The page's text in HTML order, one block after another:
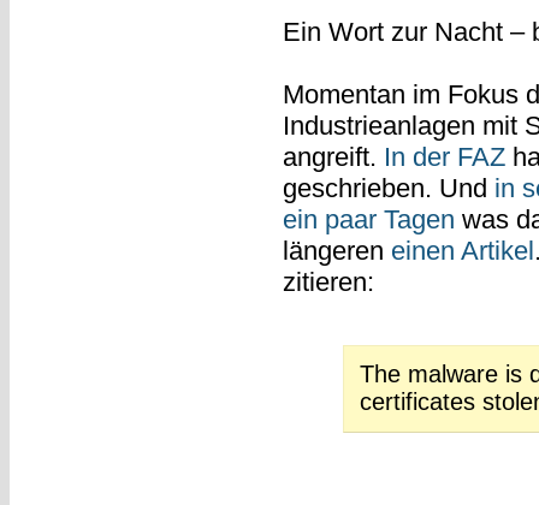
Ein Wort zur Nacht –
Momentan im Fokus
Industrieanlagen mit
angreift. In der FAZ
geschrieben. Und in
ein paar Tagen was
längeren einen Artikel
zitieren:
The malware is
certificates